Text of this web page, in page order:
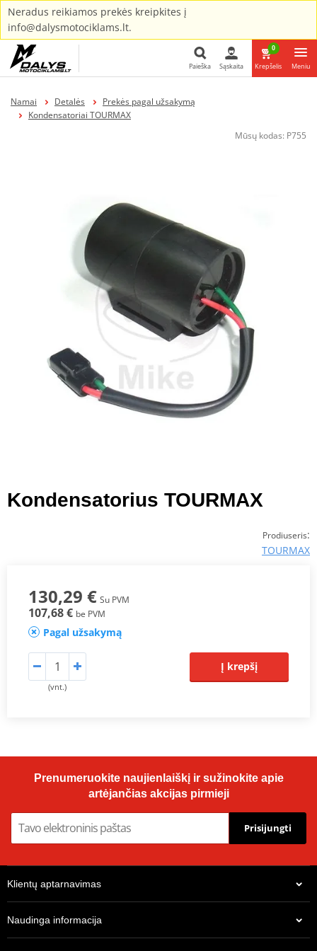
Neradus reikiamos prekės kreipkites į
info@dalysmotociklams.lt.
Paieška Sąskaita
0
Krepšelis Meniu
Namai Detalės
Prekės pagal užsakymą
Kondensatoriai TOURMAX
Mūsų kodas: P755
Kondensatorius TOURMAX
Prodiuseris:
TOURMAX
130,29 € Su PVM
107,68 € be PVM
Pagal užsakymą
(vnt.)
Į krepšį
Prenumeruokite naujienlaiškį ir sužinokite apie
artėjančias akcijas pirmieji
Prisijungti
Klientų aptarnavimas
Naudinga informacija